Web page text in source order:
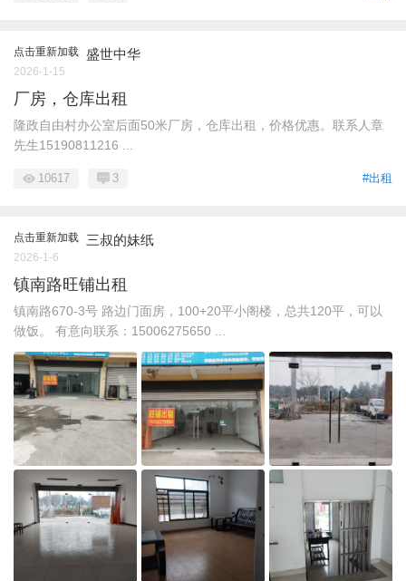
点击重新加载 盛世中华
2026-1-15
厂房，仓库出租
隆政自由村办公室后面50米厂房，仓库出租，价格优惠。联系人章
先生15190811216 ...
#出租
10617 3
点击重新加载 三叔的妹纸
2026-1-6
镇南路旺铺出租
镇南路670-3号 路边门面房，100+20平小阁楼，总共120平，可以
做饭。 有意向联系：15006275650 ...